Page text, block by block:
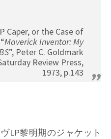
Caper, or the Case of
Maverick Inventor: My
”, Peter C. Goldmark
Review Press,
1973, p.143
LP黎明期のジャケット